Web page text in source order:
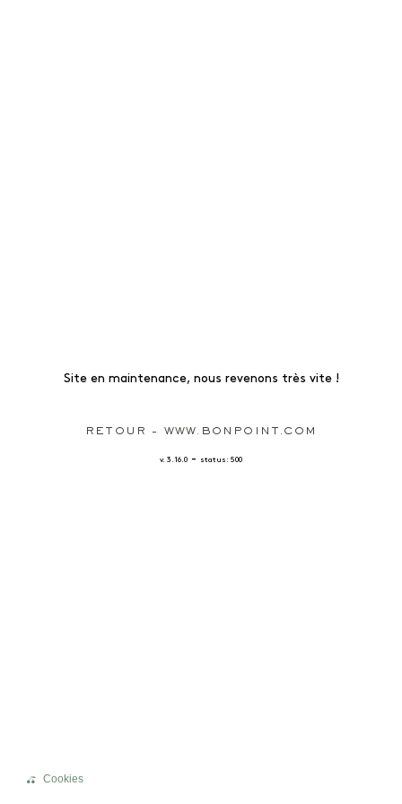
Site en maintenance, nous revenons très vite !
RETOUR - WWW.BONPOINT.COM
v. 3.16.0 - status: 500